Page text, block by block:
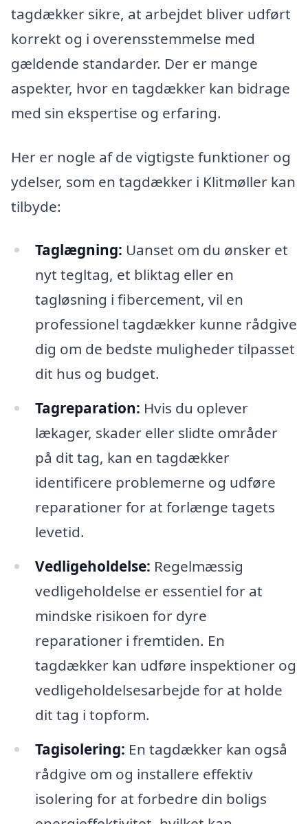
tagdækker sikre, at arbejdet bliver udført
korrekt og i overensstemmelse med
gældende standarder. Der er mange
aspekter, hvor en tagdækker kan bidrage
med sin ekspertise og erfaring.
Her er nogle af de vigtigste funktioner og
ydelser, som en tagdækker i Klitmøller kan
tilbyde:
Taglægning: Uanset om du ønsker et
nyt tegltag, et bliktag eller en
tagløsning i fibercement, vil en
professionel tagdækker kunne rådgive
dig om de bedste muligheder tilpasset
dit hus og budget.
Tagreparation: Hvis du oplever
lækager, skader eller slidte områder
på dit tag, kan en tagdækker
identificere problemerne og udføre
reparationer for at forlænge tagets
levetid.
Vedligeholdelse: Regelmæssig
vedligeholdelse er essentiel for at
mindske risikoen for dyre
reparationer i fremtiden. En
tagdækker kan udføre inspektioner og
vedligeholdelsesarbejde for at holde
dit tag i topform.
Tagisolering: En tagdækker kan også
rådgive om og installere effektiv
isolering for at forbedre din boligs